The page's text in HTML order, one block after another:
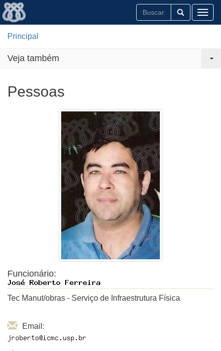
Principal
Veja também
Pessoas
Funcionário:
Tec Manut/obras - Serviço de Infraestrutura Física
Email: